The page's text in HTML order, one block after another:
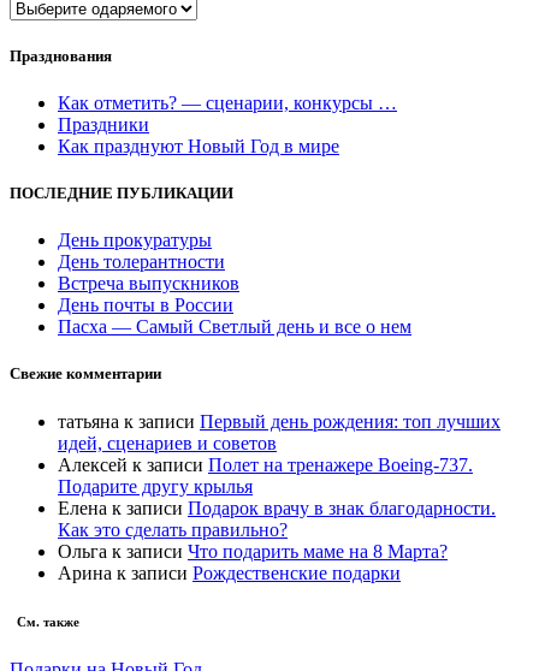
Празднования
Как отметить? — сценарии, конкурсы …
Праздники
Как празднуют Новый Год в мире
ПОСЛЕДНИЕ ПУБЛИКАЦИИ
День прокуратуры
День толерантности
Встреча выпускников
День почты в России
Пасха — Самый Светлый день и все о нем
Свежие комментарии
татьяна к записи Первый день рождения: топ лучших
идей, сценариев и советов
Алексей к записи ​Полет на тренажере Boeing-737.
Подарите другу крылья
Елена к записи Подарок врачу в знак благодарности.
Как это сделать правильно?
Ольга к записи Что подарить маме на 8 Марта?
Арина к записи Рождественские подарки
См. также